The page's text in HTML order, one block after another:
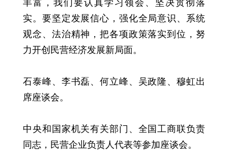
丰富，我们要认真学习领会、坚决贯彻落
实。要坚定发展信心，强化全局意识、系统
观念、法治精神，把各项政策落实到位，努
力开创民营经济发展新局面。
石泰峰、李书磊、何立峰、吴政隆、穆虹出
席座谈会。
中央和国家机关有关部门、全国工商联负责
同志，民营企业负责人代表等参加座谈会。